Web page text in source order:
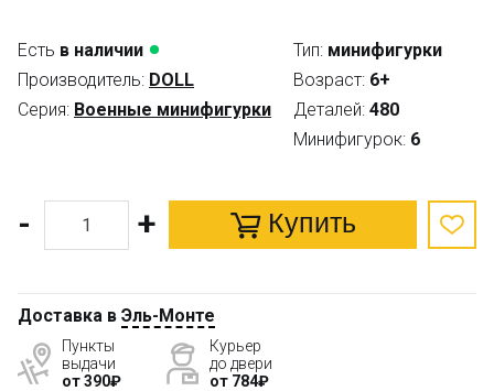
Есть в наличии
Производитель: DOLL
Серия: Военные минифигурки
Тип: минифигурки
Возраст: 6+
Деталей: 480
Минифигурок: 6
- + Купить
Доставка в Эль-Монте
Пункты
выдачи
от 390₽
Курьер
до двери
от 784₽